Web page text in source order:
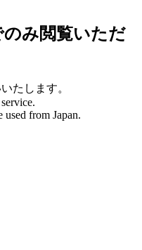
み閲覧いただ
たします。
from Japan.